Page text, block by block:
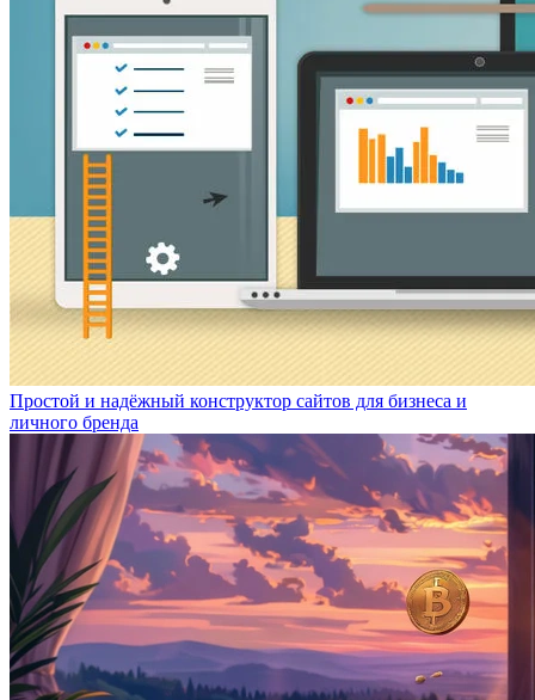
Простой и надёжный конструктор сайтов для бизнеса и
личного бренда